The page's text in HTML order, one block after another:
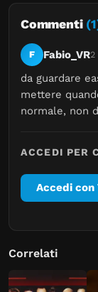
Commenti
F Fabio_VR2
da guardare
mettere
normale, non
ACCEDI PER
Accedi con
Correlati